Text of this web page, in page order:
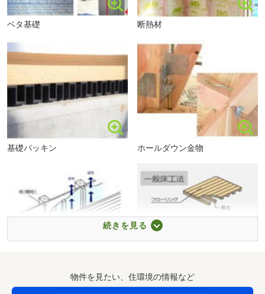
糸島市立加布里小学校まで1266m
ベタ基礎 断熱材
基礎パッキン ホールダウン金物
剛床工法
続きを見る
物件を見たい、住環境の情報など